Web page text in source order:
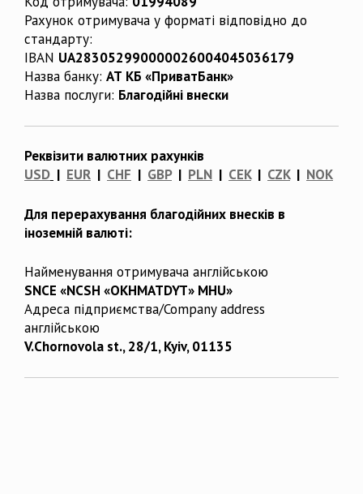
Рахунок отримувача у форматі відповідно до
стандарту:
IBAN UA283052990000026004045036179
Назва банку: АТ КБ «ПриватБанк»
Назва послуги: Благодійні внески
Реквізити валютних рахунків
USD | EUR | CHF | GBP| PLN | CEK| CZK| NOK
Для перерахування благодійних внесків в
іноземній валюті:
Найменування отримувача англійською
SNCE «NCSH «OKHMATDYT» MHU»
Адреса підприємства/Company address
англійською
V.Chornovola st., 28/1, Kyiv, 01135